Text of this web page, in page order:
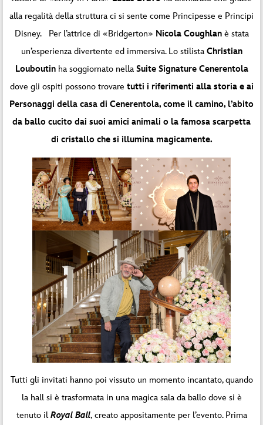
alla regalità della struttura ci si sente come Principesse e Principi
Disney. Per l’attrice di «Bridgerton» Nicola Coughlan è stata
un’esperienza divertente ed immersiva. Lo stilista Christian
Louboutin ha soggiornato nella Suite Signature Cenerentola
dove gli ospiti possono trovare tutti i riferimenti alla storia e ai
Personaggi della casa di Cenerentola, come il camino, l’abito
da ballo cucito dai suoi amici animali o la famosa scarpetta
di cristallo che si illumina magicamente.
Tutti gli invitati hanno poi vissuto un momento incantato, quando
la hall si è trasformata in una magica sala da ballo dove si è
tenuto ilRoyal Ball, creato appositamente per l’evento. Prima